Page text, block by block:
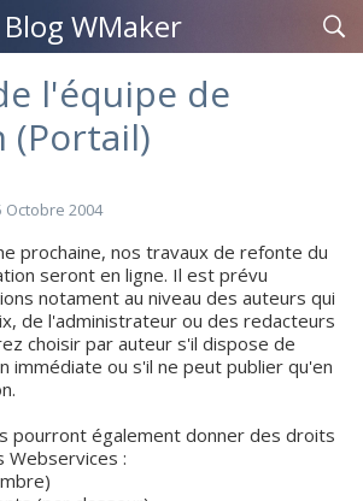
Blog WMaker
l'équipe de
(Portail)
Octobre 2004
seront en ligne. Il est prévu
notament au niveau des auteurs qui
de l'administrateur ou des redacteurs
choisir par auteur s'il dispose de
immédiate ou s'il ne peut publier qu'en
pourront également donner des droits
Webservices :